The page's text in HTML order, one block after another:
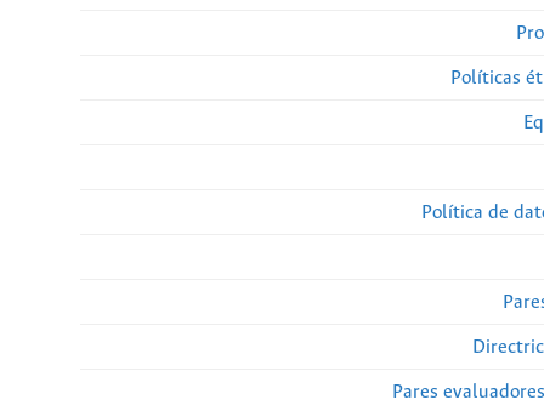
Políticas
Política de
Pares